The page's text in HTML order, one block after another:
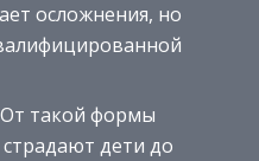
осложнения, но
такой формы
дети до